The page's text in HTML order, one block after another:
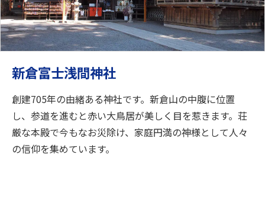
新倉富士浅間神社
創建705年の由緒ある神社です。新倉山の中腹に位置
し、参道を進むと赤い大鳥居が美しく目を惹きます。荘
厳な本殿で今もなお災除け、家庭円満の神様として人々
の信仰を集めています。